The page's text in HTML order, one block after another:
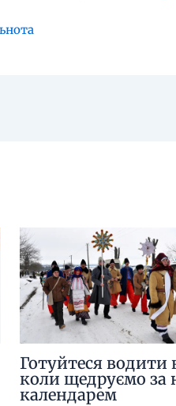
Готуйтеся водити
коли щедруємо за
календарем